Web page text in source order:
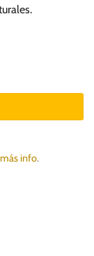
húmedo gatos
más info.